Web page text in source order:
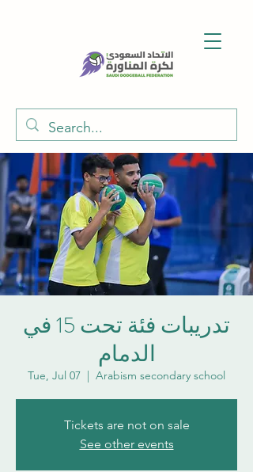
تدريبات فئة تحت 15 في
الدمام
Tue, Jul 07
  |
Arabism secondary school
Tickets are not on sale
See other events